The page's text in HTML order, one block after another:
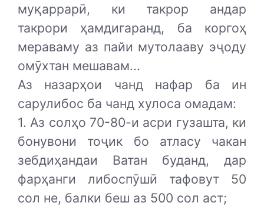
муқаррарӣ, ки такрор андар
такрори ҳамдигаранд, ба коргоҳ
мераваму аз пайи мутолааву эҷоду
омӯхтан мешавам...
Аз назарҳои чанд нафар ба ин
сарулибос ба чанд хулоса омадам:
1. Аз солҳо 70-80-и асри гузашта, ки
бонувони тоҷик бо атласу чакан
зебдиҳандаи Ватан буданд, дар
фарҳанги либоспӯшӣ тафовут 50
сол не, балки беш аз 500 сол аст;